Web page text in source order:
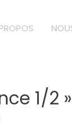
1/2 »